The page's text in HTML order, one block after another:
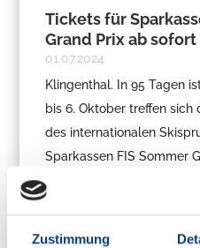
Zustimmung
Tickets für
Grand Prix ab
01.07.2024
Klingenthal. In 95 Tagen
bis 6. Oktober treffen sich
des internationalen
Sparkassen FIS Sommer
Sparkasse Vogtland
mehr lesen